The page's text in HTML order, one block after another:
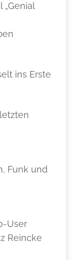
„Genial
ins Erste
Funk und
User
Reincke